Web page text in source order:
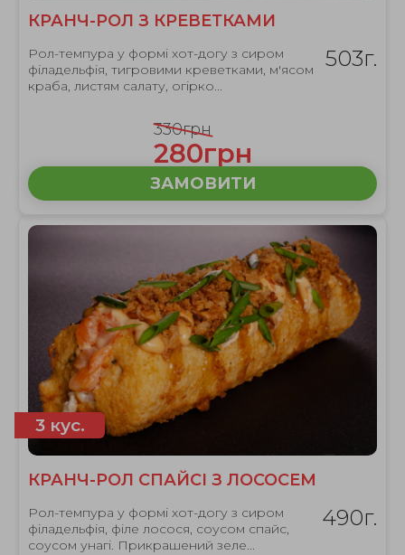
КРАНЧ-РОЛ З КРЕВЕТКАМИ
Рол-темпура у формі хот-догу з сиром
філадельфія, тигровими креветками, м'ясом
краба, листям салату, огірко...
503г.
330грн
280грн
ЗАМОВИТИ
3 кус.
КРАНЧ-РОЛ СПАЙСІ З ЛОСОСЕМ
Рол-темпура у формі хот-догу з сиром
філадельфія, філе лосося, соусом спайс,
соусом унагі. Прикрашений зеле...
490г.